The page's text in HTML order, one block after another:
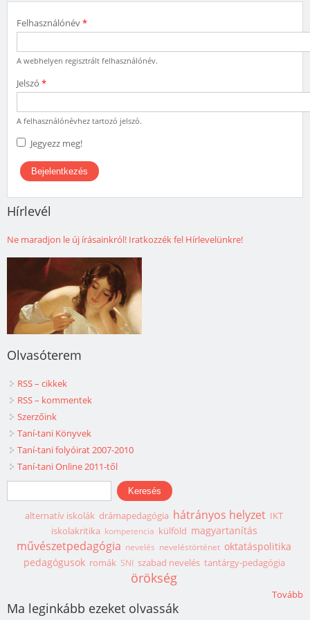
Felhasználónév*
A webhelyen regisztrált felhasználónév.
Jelszó *
A felhasználónévhez tartozó jelszó.
Jegyezz meg!
Hírlevél
Ne maradjon le új írásainkról! Iratkozzék fel Hírlevelünkre!
Olvasóterem
RSS – cikkek
RSS – kommentek
Szerzőink
Taní-tani Könyvek
Taní-tani folyóirat 2007-2010
Taní-tani Online 2011-től
Keresés űrlap
Keresés
alternatív iskolák drámapedagógia hátrányos helyzet IKT
iskolakritika kompetencia külföld magyartanítás
művészetpedagógia nevelés neveléstörténet oktatáspolitika
pedagógusok romák SNI szabad nevelés tantárgy-pedagógia
örökség
Tovább
Ma leginkább ezeket olvassák